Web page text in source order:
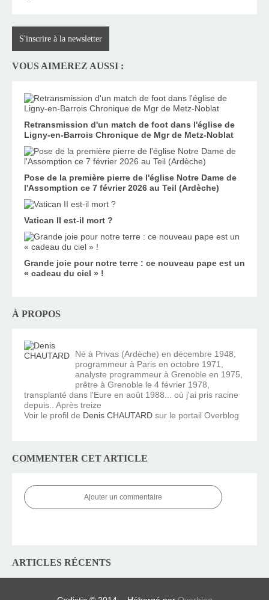
S'inscrire à la newsletter
VOUS AIMEREZ AUSSI :
Retransmission d'un match de foot dans l'église de
Ligny-en-Barrois Chronique de Mgr de Metz-Noblat
Pose de la première pierre de l'église Notre Dame de
l'Assomption ce 7 février 2026 au Teil (Ardèche)
Vatican II est-il mort ?
Grande joie pour notre terre : ce nouveau pape est un
« cadeau du ciel » !
À PROPOS
Né à Privas (Ardèche) en décembre 1948,
programmeur à Paris en octobre 1971,
analyste programmeur à Grenoble en 1975,
prêtre à Grenoble le 4 février 1978,
transplanté dans l'Eure en août 1988... où j'ai pris racine
depuis.. Après treize
Voir le profil de Denis CHAUTARD sur le portail Overblog
COMMENTER CET ARTICLE
Ajouter un commentaire
ARTICLES RÉCENTS